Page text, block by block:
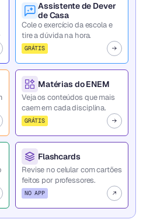
Assistente de Dever
de Casa
Cole o exercício da escola e
tire a dúvida na hora.
GRÁTIS
Matérias do ENEM
Veja os conteúdos que mais
caem em cada disciplina.
GRÁTIS
Flashcards
Revise no celular com cartões
feitos por professores.
NO APP